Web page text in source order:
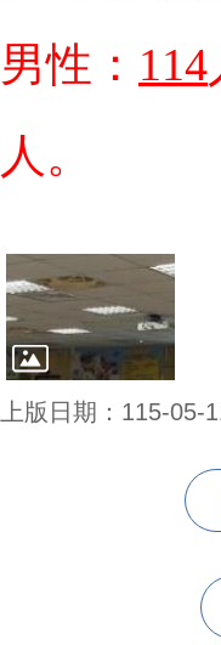
男性： 114
人。
上版日期：115-05-